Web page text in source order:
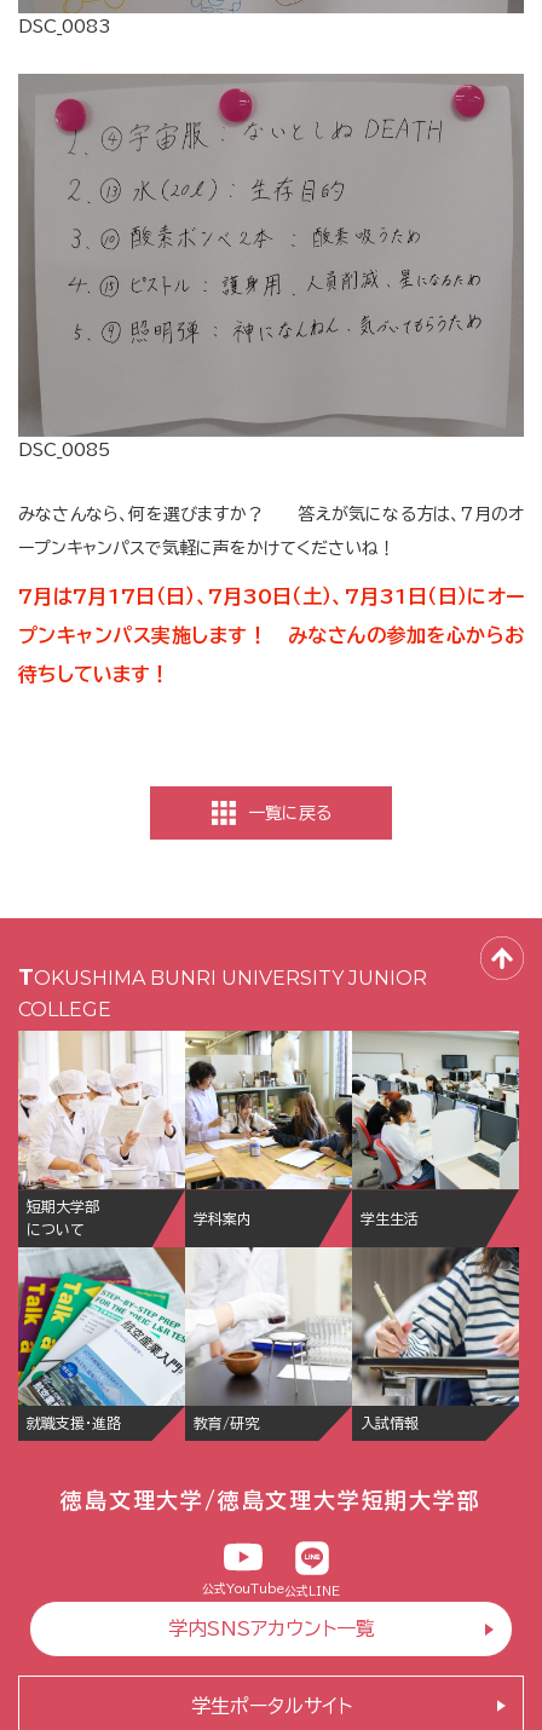
DSC_0083
DSC_0085
みなさんなら、何を選びますか？ 答えが気になる方は、７月のオ
ープンキャンパスで気軽に声をかけてくださいね！
7月は7月17日（日）、7月30日（土）、7月31日（日）にオー
プンキャンパス実施します！ みなさんの参加を心からお
待ちしています！
一覧に戻る
TOKUSHIMA BUNRI UNIVERSITY JUNIOR
COLLEGE
短期大学部
について
学科案内 学生生活
就職支援・進路 教育/研究 入試情報
徳島文理大学/徳島文理大学短期大学部
公式YouTube公式LINE
学内SNSアカウント一覧
学生ポータルサイト